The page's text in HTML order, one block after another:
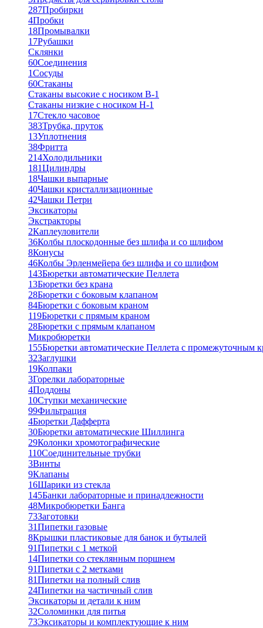
287Пробирки
4Пробки
18Промывалки
17Рубашки
Склянки
60Соединения
1Сосуды
60Стаканы
Стаканы высокие с носиком В-1
Стаканы низкие с носиком Н-1
17Стекло часовое
383Трубка, пруток
13Уплотнения
38Фритта
214Холодильники
181Цилиндры
18Чашки выпарные
40Чашки кристаллизационные
42Чашки Петри
Эксикаторы
Экстракторы
2Каплеуловители
36Колбы плоскодонные без шлифа и со шлифом
8Конусы
46Колбы Эрленмейера без шлифа и со шлифом
143Бюретки автоматические Пеллета
13Бюретки без крана
28Бюретки с боковым клапаном
84Бюретки с боковым краном
119Бюретки с прямым краном
28Бюретки с прямым клапаном
Микробюретки
155Бюретки автоматические Пеллета с промежуточным
32Заглушки
19Колпаки
3Горелки лабораторные
4Поддоны
10Ступки механические
99Фильтрация
4Бюретки Дафферта
30Бюретки автоматические Шиллинга
29Колонки хромотографические
110Соединительные трубки
3Винты
9Клапаны
16Шарики из стекла
145Банки лабораторные и принадлежности
48Микробюретки Банга
73Заготовки
31Пипетки газовые
8Крышки пластиковые для банок и бутылей
91Пипетки с 1 меткой
14Пипетки со стеклянным поршнем
91Пипетки с 2 метками
81Пипетки на полный слив
24Пипетки на частичный слив
Эксикаторы и детали к ним
32Соломинки для питья
73Эксикаторы и комплектующие к ним